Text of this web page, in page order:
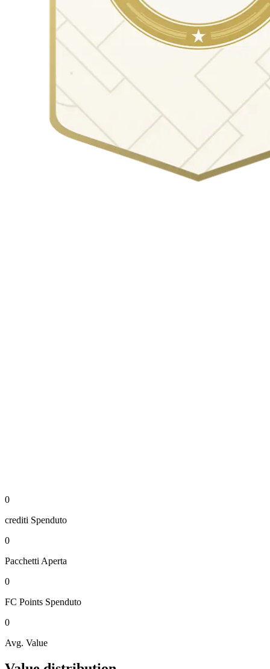
0
crediti Spenduto
0
Pacchetti Aperta
0
FC Points Spenduto
0
Avg. Value